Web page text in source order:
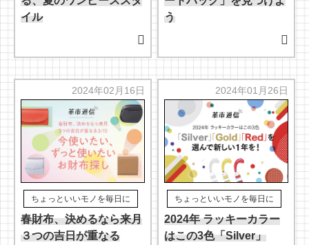
イル
う
2024年02月16日
ちょっといいモノを毎日に
春財布、決めるなら来月
３つの吉日が重なる
2024年01月26日
ちょっといいモノを毎日に
2024年 ラッキーカラー
はこの3色「Silver」